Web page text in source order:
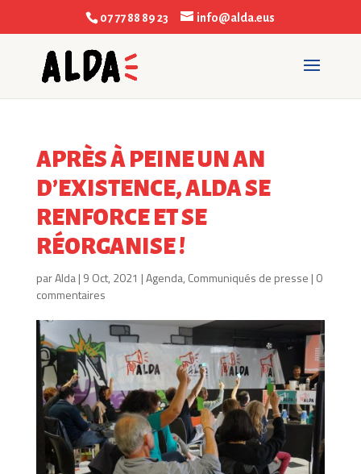
07 77 88 89 23 info@alda.eus
APRÈS À PEINE UN AN
D’EXISTENCE, ALDA SE
RENFORCE ET SE
RÉORGANISE !
parAlda| 9 Oct, 2021 |Agenda, Communiqués de presse | 0
commentaires